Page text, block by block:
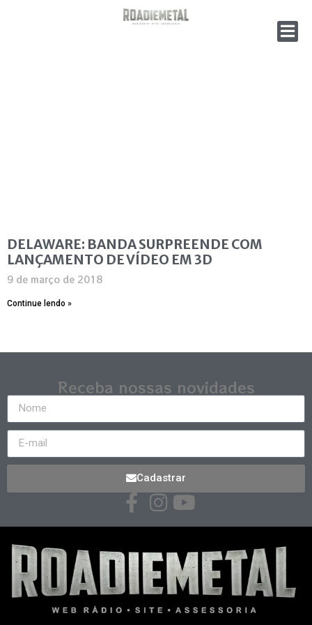
DELAWARE: BANDA SURPREENDE COM
LANÇAMENTO DE VÍDEO EM 3D
9 de março de 2018
Continue lendo »
Receba nossas novidades
Cadastrar